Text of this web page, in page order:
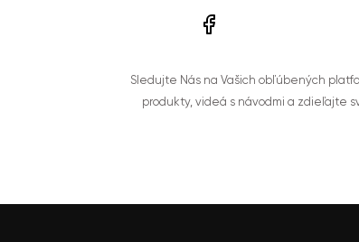
Sledujte Nás na Vašich obľúbených
produkty, videá s návodmi a zdieľajte